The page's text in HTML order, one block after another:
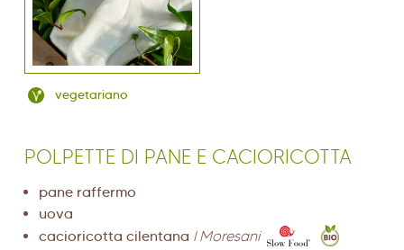
vegetariano
POLPETTE DI PANE E CACIORICOTTA
pane raffermo
uova
cacioricotta cilentana I Moresani